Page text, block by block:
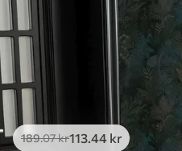
189.07kr113.44 kr